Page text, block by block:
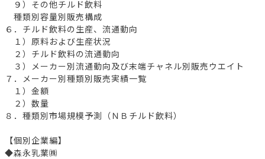
９）その他チルド飲料
種類別容量別販売構成
６．チルド飲料の生産、流通動向
１）原料および生産状況
２）チルド飲料の流通動向
３）メーカー別流通動向及び末端チャネル別販売ウエイト
７．メーカー別種類別販売実績一覧
１）金額
２）数量
８．種類別市場規模予測（ＮＢチルド飲料）
【個別企業編】
◆森永乳業㈱